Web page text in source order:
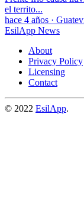
el territo...
hace 4 años ·
EsilApp News
About
Privacy Policy
Licensing
Contact
© 2022 EsilApp.